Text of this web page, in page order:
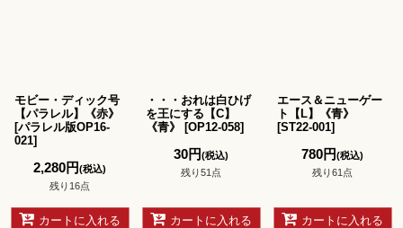
モビー・ディック号
【パラレル】《赤》
[パラレル版OP16-
021]
2,280円(税込)
残り16点
カートに入れる
・・・おれは白ひげ
を王にする【C】
《青》
[OP12-058]
30円(税込)
残り51点
カートに入れる
エース＆ニューゲー
ト【L】《青》
[ST22-001]
780円(税込)
残り61点
カートに入れる